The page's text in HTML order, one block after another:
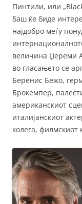
Пинтили, или
баш ќе биде
најдобро меѓу
величина Џереми
во гласањето се
Беренис Бежо,
Брокемпер,
американскиот
италијанскиот
колега,